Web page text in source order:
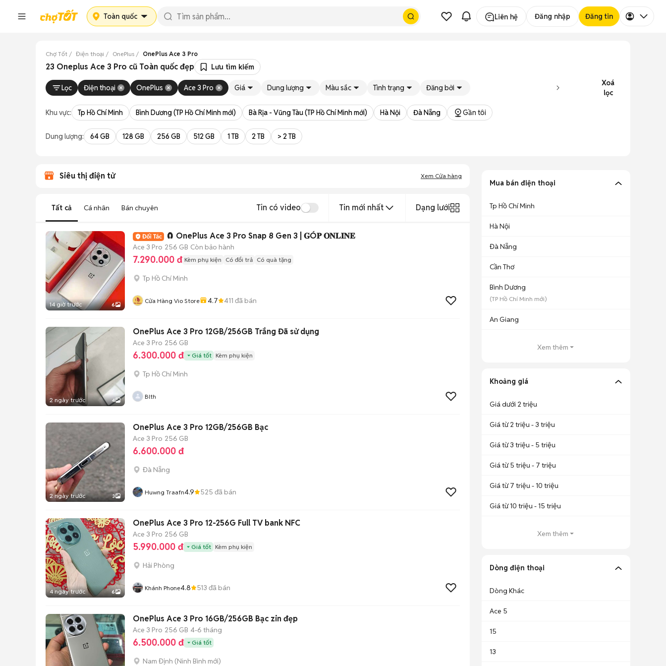
Toàn quốc Liên hệ Đăng nhập Đăng tin
Chợ Tốt Điện thoại OnePlus OnePlus Ace 3 Pro
23 Oneplus Ace 3 Pro cũ Toàn quốc đẹp Lưu tìm kiếm
Lọc Điện thoại OnePlus Ace 3 Pro Giá Dung lượng Màu sắc Tình trạng Đăng bởi
Xoá
lọc
Khu vực: Tp Hồ Chí Minh Bình Dương (TP Hồ Chí Minh mới) Bà Rịa - Vũng Tàu (TP Hồ Chí Minh mới) Hà Nội Đà Nẵng Gần tôi
Dung lượng: 64 GB 128 GB 256 GB 512 GB 1 TB 2 TB > 2 TB
Siêu thị điện tử Xem Cửa hàng
Tất cả Cá nhân Bán chuyên Tin có video Tin mới nhất Dạng lưới
14 giờ trước 6
🧲 OnePlus Ace 3 Pro Snap 8 Gen 3 | 𝐆Ó𝐏 𝐎𝐍𝐋𝐈𝐍𝐄
Ace 3 Pro 256 GB Còn bảo hành
7.290.000 đ Kèm phụ kiện Có đổi trả Có quà tặng
Tp Hồ Chí Minh
Cửa Hàng Vio Store 4.7 411 đã bán
2 ngày trước 4
OnePlus Ace 3 Pro 12GB/256GB Trắng Đã sử dụng
Ace 3 Pro 256 GB
6.300.000 đ Giá tốt Kèm phụ kiện
Tp Hồ Chí Minh
Blth
2 ngày trước 3
OnePlus Ace 3 Pro 12GB/256GB Bạc
Ace 3 Pro 256 GB
6.600.000 đ
Đà Nẵng
Huwng Traafn4.9 525 đã bán
4 ngày trước 6
OnePlus Ace 3 Pro 12-256G Full TV bank NFC
Ace 3 Pro 256 GB
5.990.000 đ Giá tốt Kèm phụ kiện
Hải Phòng
Khánh Phone4.8 513 đã bán
OnePlus Ace 3 Pro 16GB/256GB Bạc zin đẹp
Ace 3 Pro 256 GB 4-6 tháng
6.500.000 đ Giá tốt
Nam Định (Ninh Bình mới)
Mua bán điện thoại
Tp Hồ Chí Minh
Hà Nội
Đà Nẵng
Cần Thơ
Bình Dương
(TP Hồ Chí Minh mới)
An Giang
Xem thêm
Khoảng giá
Giá dưới 2 triệu
Giá từ 2 triệu - 3 triệu
Giá từ 3 triệu - 5 triệu
Giá từ 5 triệu - 7 triệu
Giá từ 7 triệu - 10 triệu
Giá từ 10 triệu - 15 triệu
Xem thêm
Dòng điện thoại
Dòng Khác
Ace 5
15
13